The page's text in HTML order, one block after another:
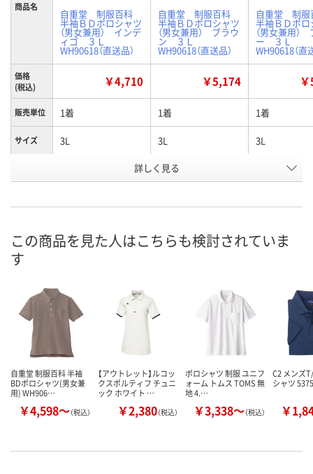
商品名
自重堂 制服百科
半袖ＢＤポロシャツ
（男女兼用） インデ
ィゴ ３Ｌ
WH90618（直送品）
自重堂 制服百科
半袖ＢＤポロシャツ
（男女兼用） ブラウ
ン ３Ｌ
WH90618（直送品）
自重堂 制
半袖ＢＤポロ
（男女兼用）
ー ３Ｌ
WH90618（直
価格
(税込)
￥4,710 ￥5,174
販売単位 1着 1着 1着
サイズ 3L 3L 3L
ブラウン
号
お届け日
数量
カゴへ カ
詳しく見る
この商品を見た人はこちらも検討されていま
す
自重堂 制服百科 半袖
BDポロシャツ(男女兼
用) WH906…
￥4,598～（税込）
【アウトレット】ルコッ
クスポルティフ チュニ
ック ホワイト …
￥2,380（税込）
ポロシャツ 制服 ユニフ
ォーム トムス TOMS 無
地 4.…
￥3,338～（税込）
C2 メンズ
シャツ 5375
￥